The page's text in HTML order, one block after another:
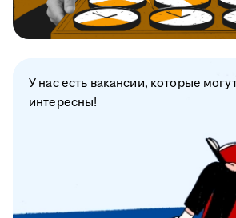
У нас есть вакансии, которые
интересны!